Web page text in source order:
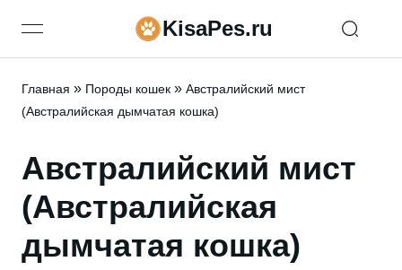
open navigation menuKisaPes.ru
Главная » Породы кошек » Австралийский мист
(Австралийская дымчатая кошка)
Австралийский мист
(Австралийская
дымчатая кошка)